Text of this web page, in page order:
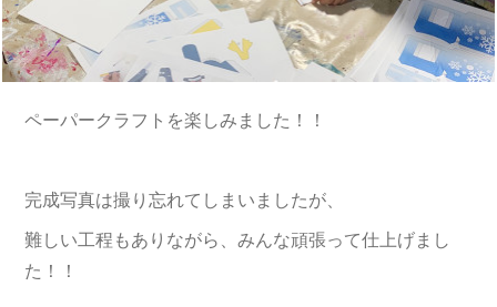
ペーパークラフトを楽しみました！！
完成写真は撮り忘れてしまいましたが、
難しい工程もありながら、みんな頑張って仕上げまし
た！！